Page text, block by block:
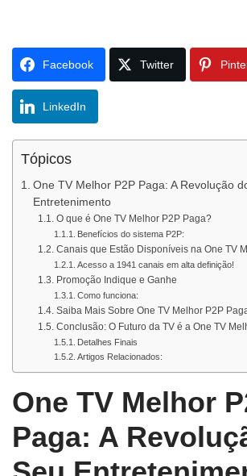
Facebook Twitter
LinkedIn
Tópicos
One TV Melhor P2P Paga: A Revolução
Entretenimento
O que é One TV Melhor P2P Paga?
Benefícios do sistema P2P:
Canais que Estão Disponíveis na One TV
Acesso a 1941 canais em alta definição!
Promoção Indique e Ganhe
Como funciona:
Saiba Mais Sobre One TV Melhor P2P
Conclusão: O Futuro da TV é a One TV
Detalhes Finais
Artigos Relacionados:
One TV Melhor
Paga: A